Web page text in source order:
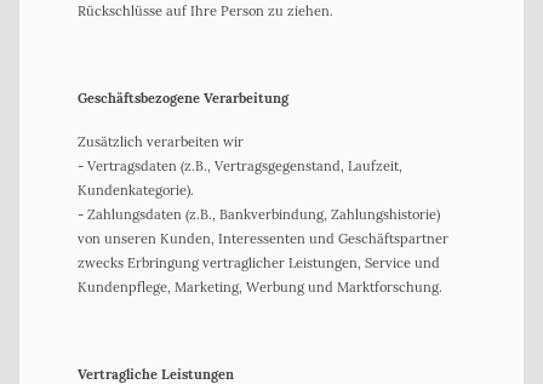
Rückschlüsse auf Ihre Person zu ziehen.
Geschäftsbezogene Verarbeitung
Zusätzlich verarbeiten wir
- Vertragsdaten (z.B., Vertragsgegenstand, Laufzeit,
Kundenkategorie).
- Zahlungsdaten (z.B., Bankverbindung, Zahlungshistorie)
von unseren Kunden, Interessenten und Geschäftspartner
zwecks Erbringung vertraglicher Leistungen, Service und
Kundenpflege, Marketing, Werbung und Marktforschung.
Vertragliche Leistungen